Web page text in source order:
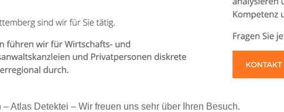
Atlas Detektei – Wir freuen uns sehr über Ihren Besuch.